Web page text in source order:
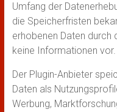
Umfang der
die Speicherfristen
erhobenen Daten durch
keine Informationen vor.
Der Plugin-Anbieter
Daten als
Werbung,